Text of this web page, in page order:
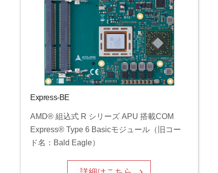
Express-BE
AMD® 組込式 R シリーズ APU 搭載COM
Express® Type 6 Basicモジュール（旧コー
ド名：Bald Eagle）